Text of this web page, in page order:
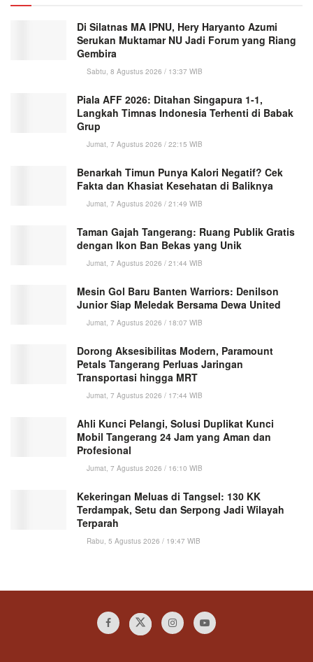
Di Silatnas MA IPNU, Hery Haryanto Azumi
Serukan Muktamar NU Jadi Forum yang Riang
Gembira
Sabtu, 8 Agustus 2026 / 13:37 WIB
Piala AFF 2026: Ditahan Singapura 1-1,
Langkah Timnas Indonesia Terhenti di Babak
Grup
Jumat, 7 Agustus 2026 / 22:15 WIB
Benarkah Timun Punya Kalori Negatif? Cek
Fakta dan Khasiat Kesehatan di Baliknya
Jumat, 7 Agustus 2026 / 21:49 WIB
Taman Gajah Tangerang: Ruang Publik Gratis
dengan Ikon Ban Bekas yang Unik
Jumat, 7 Agustus 2026 / 21:44 WIB
Mesin Gol Baru Banten Warriors: Denilson
Junior Siap Meledak Bersama Dewa United
Jumat, 7 Agustus 2026 / 18:07 WIB
Dorong Aksesibilitas Modern, Paramount
Petals Tangerang Perluas Jaringan
Transportasi hingga MRT
Jumat, 7 Agustus 2026 / 17:44 WIB
Ahli Kunci Pelangi, Solusi Duplikat Kunci
Mobil Tangerang 24 Jam yang Aman dan
Profesional
Jumat, 7 Agustus 2026 / 16:10 WIB
Kekeringan Meluas di Tangsel: 130 KK
Terdampak, Setu dan Serpong Jadi Wilayah
Terparah
Rabu, 5 Agustus 2026 / 19:47 WIB